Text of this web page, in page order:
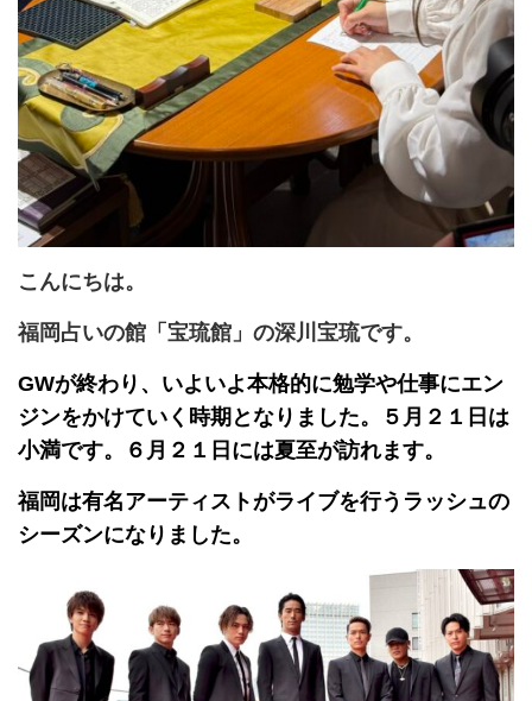
こんにちは。
福岡占いの館「宝琉館」の深川宝琉です。
GWが終わり、いよいよ本格的に勉学や仕事にエン
ジンをかけていく時期となりました。５月２１日は
小満です。６月２１日には夏至が訪れます。
福岡は有名アーティストがライブを行うラッシュの
シーズンになりました。